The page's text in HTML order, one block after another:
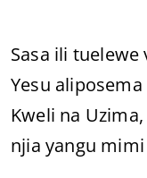
Sasa ili
Yesu
Kweli na
njia yangu mimi